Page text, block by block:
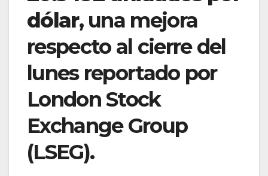
dólar, una mejora
respecto al cierre del
lunes reportado por
London Stock
Exchange Group
(LSEG).